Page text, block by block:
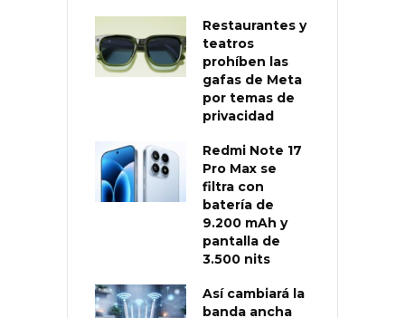
Restaurantes y
teatros
prohíben las
gafas de Meta
por temas de
privacidad
Redmi Note 17
Pro Max se
filtra con
batería de
9.200 mAh y
pantalla de
3.500 nits
Así cambiará la
banda ancha